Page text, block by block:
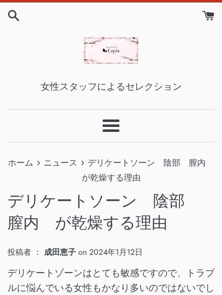
コ
キ
プ
女性スタッフによるセレクション
メ
ュ
ー
ホーム › ニュース › デリケートソーン 陰部 膣内
が乾燥する理由
デリケートソーン 陰部
膣内 が乾燥する理由
投稿者 ： 成田恵子 on 2024年1月12日
デリケートゾーンはとても敏感ですので、トラブ
ルに悩んでいる女性もかなり多いのではないでし